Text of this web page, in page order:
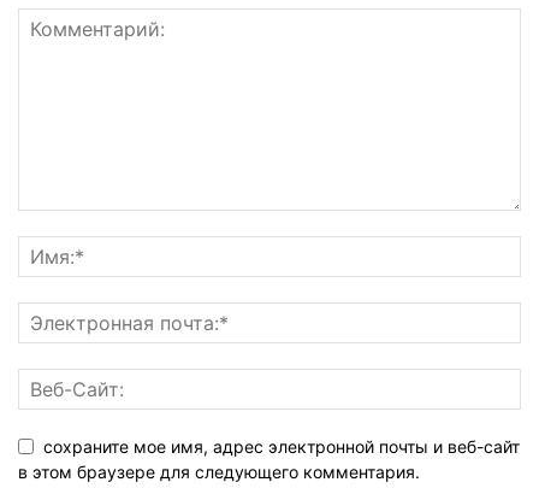
сохраните мое имя, адрес электронной почты и веб-сайт
в этом браузере для следующего комментария.